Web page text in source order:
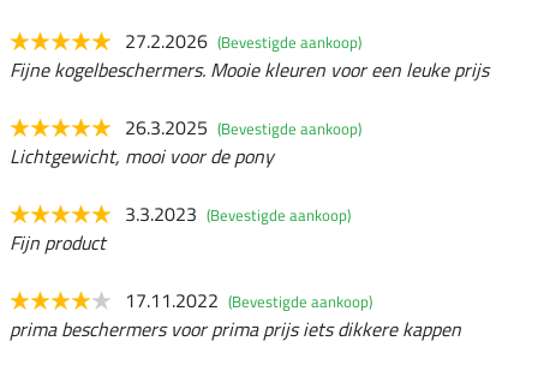
27.2.2026 (Bevestigde aankoop)
Fijne kogelbeschermers. Mooie kleuren voor een leuke prijs
26.3.2025 (Bevestigde aankoop)
Lichtgewicht, mooi voor de pony
3.3.2023 (Bevestigde aankoop)
Fijn product
17.11.2022 (Bevestigde aankoop)
prima beschermers voor prima prijs iets dikkere kappen